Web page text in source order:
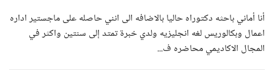
أنا أماني باحثه دكتوراه حاليا بالاضافه الى انني حاصله على ماجستير اداره
اعمال وبكالوريس لغه انجليزيه ولدي خبرة تمتد إلى سنتين واكثر في
المجال الاكاديمي محاضره ف...